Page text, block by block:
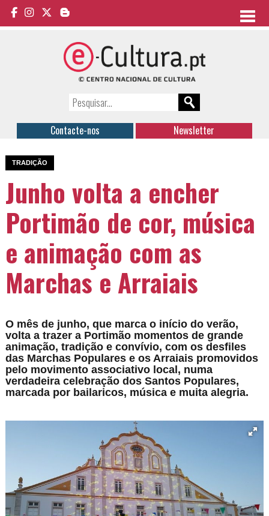
Contacte-nos Newsletter
TRADIÇÃO
Junho volta a encher
Portimão de cor, música
e animação com as
Marchas e Arraiais
O mês de junho, que marca o início do verão,
volta a trazer a Portimão momentos de grande
animação, tradição e convívio, com os desfiles
das Marchas Populares e os Arraiais promovidos
pelo movimento associativo local, numa
verdadeira celebração dos Santos Populares,
marcada por bailaricos, música e muita alegria.